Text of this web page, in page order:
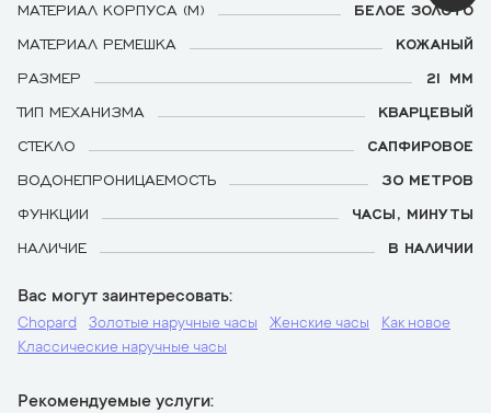
МАТЕРИАЛ КОРПУСА (М)
БЕЛОЕ ЗОЛОТО
МАТЕРИАЛ РЕМЕШКА
КОЖАНЫЙ
РАЗМЕР
21 ММ
ТИП МЕХАНИЗМА
КВАРЦЕВЫЙ
СТЕКЛО
САПФИРОВОЕ
ВОДОНЕПРОНИЦАЕМОСТЬ
30 МЕТРОВ
ФУНКЦИИ
ЧАСЫ, МИНУТЫ
НАЛИЧИЕ
В НАЛИЧИИ
Вас могут заинтересовать
Chopard Золотые наручные часы Женские часы
Как новое
Классические наручные часы
Рекомендуемые услуги